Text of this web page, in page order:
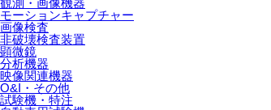
観測・画像機器
モーションキャプチャー
画像検査
非破壊検査装置
顕微鏡
分析機器
映像関連機器
O&I・その他
試験機・特注